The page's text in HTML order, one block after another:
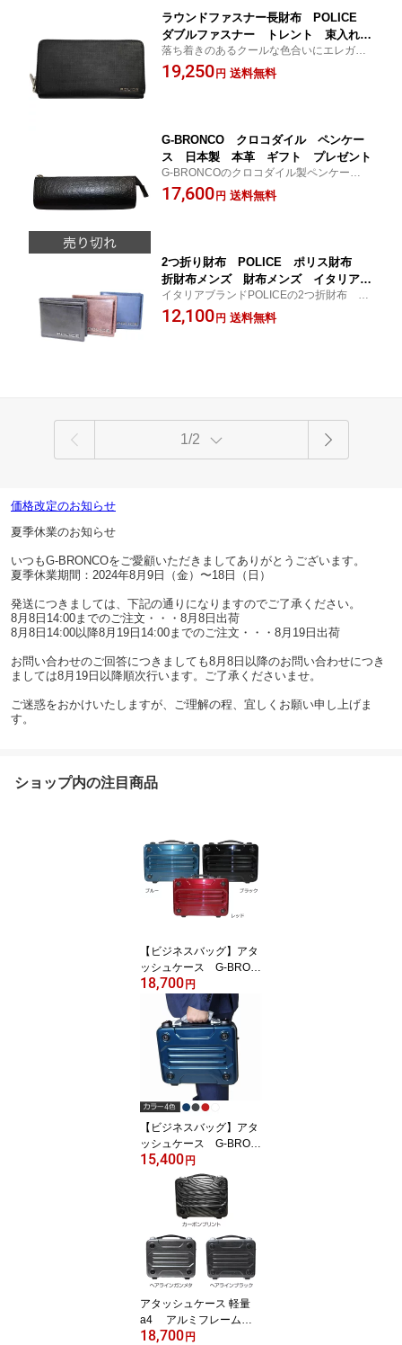
PA70604
ラウンドファスナー長財布 POLICE
ダブルファスナー トレント 束入れ
牛革型押し クール エレガント 傷が
つきにくい 長持ち 小銭入れ付 領収
A70605
落ち着きのあるクールな色合いにエレガン
トな印象を与えるディテールが、妖艶な大
人を感じさせます。多様化するウォレット
19,250 円 送料無料
G-BRONCO クロコダイル ペンケー
ス 日本製 本革 ギフト プレゼント
G-BRONCOのクロコダイル製ペンケース。
職人が1個1個作っている一品。安心の日本
製。クロコダイル革は本革で、腑の出方は
17,600 円 送料無料
2つ折り財布 POLICE ポリス財布
折財布メンズ 財布メンズ イタリアブ
ランド 財布牛革 カード入れ付財布
小銭入れ付財布 高級財布 男の財布
イタリアブランドPOLICEの2つ折財布 カ
ード入れ多数 小銭入れ付
12,100 円 送料無料
1/2
価格改定のお知らせ
夏季休業のお知らせ
いつもG-BRONCOをご愛顧いただきましてありがとうございます。
夏季休業期間：2024年8月9日（金）〜18日（日）
発送につきましては、下記の通りになりますのでご了承ください。
8月8日14:00までのご注文・・・8月8日出荷
8月8日14:00以降8月19日14:00までのご注文・・・8月19日出荷
お問い合わせのご回答につきましても8月8日以降のお問い合わせにつき
ましては8月19日以降順次行います。ご了承くださいませ。
ご迷惑をおかけいたしますが、ご理解の程、宜しくお願い申し上げま
す。
ショップ内の注目商品
【ビジネスバッグ】アタ
ッシュケース G-BRON
CO ブロンコ B4 シ
ョルダー付 スーツケー
ス ポリカーボネード ア
ルミフレーム 大容量
2WAY 出張 ビジネス
バッグ PCケース 軽
量 プレゼント バレン
タインギフト メンズ
レディース 工具箱 5
24017
18,700 円
【ビジネスバッグ】アタ
ッシュケース G-BRON
CO 軽量 PCケース 2
WAY ビジネス ショル
ダー付 ポリカーボネー
ド アルミ 大容量 バッ
グ 出張 無料ラッピン
グ ギフト バレンタイ
ンギフト 誕生日プレゼ
ント 送料無料 メンズ
レディース 工具箱 52
4016
15,400 円
アタッシュケース 軽量
a4 アルミフレーム
送料無料 G-BRONCO
18,700 円